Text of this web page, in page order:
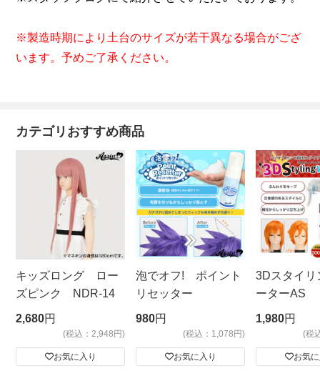
※製造時期により土台のサイズが若干異なる場合がござ
います。予めご了承ください。
カテゴリおすすめ商品
キッズロング ロー
ズピンク NDR-14
2,680円
(税込：2,948円)
お気に入り
泡でオフ! ポイント
リセッター
980円
(税込：1,078円)
お気に入り
3Dスタイリ
ーターAS
ビッグサイ
1,980円
(税
お気